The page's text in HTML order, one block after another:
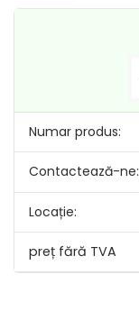
Numar produs:
Contactează-ne:
Locație: